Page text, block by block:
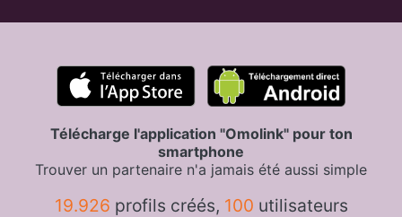
Télécharge l'application "Omolink" pour ton
smartphone
Trouver un partenaire n'a jamais été aussi simple
19.926 profils créés, 100 utilisateurs